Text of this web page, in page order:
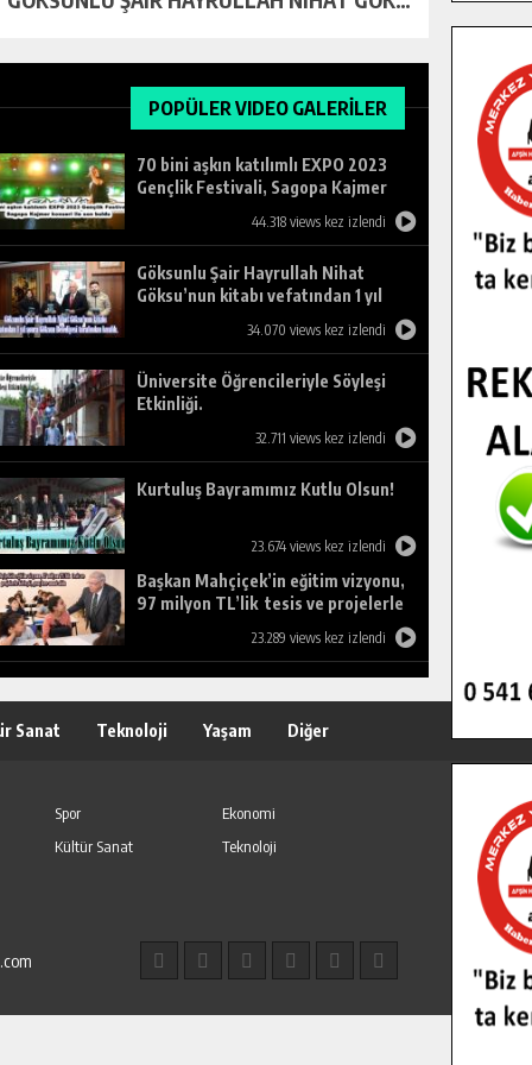
POPÜLER VIDEO GALERİLER
70 bini aşkın katılımlı EXPO 2023
Gençlik Festivali, Sagopa Kajmer
44.318 views kez izlendi
Göksunlu Şair Hayrullah Nihat
Göksu’nun kitabı vefatından 1 yıl
sonra Göksun Belediyesi tarafından
34.070 views kez izlendi
Üniversite Öğrencileriyle Söyleşi
Etkinliği.
32.711 views kez izlendi
Kurtuluş Bayramımız Kutlu Olsun!
23.674 views kez izlendi
Başkan Mahçiçek’in eğitim vizyonu,
97 milyon TL’lik tesis ve projelerle
23.289 views kez izlendi
Sanat Teknoloji Yaşam Diğer
Spor
Ekonomi
Kültür Sanat
Teknoloji